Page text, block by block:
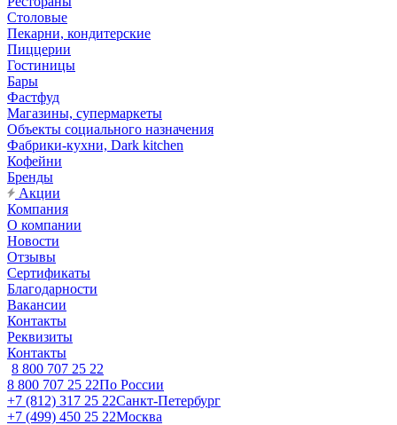
Столовые
Пекарни, кондитерские
Пиццерии
Гостиницы
Бары
Фастфуд
Магазины, супермаркеты
Объекты социального назначения
Фабрики-кухни, Dark kitchen
Кофейни
Бренды
Акции
Компания
О компании
Новости
Отзывы
Сертификаты
Благодарности
Вакансии
Контакты
Реквизиты
Контакты
8 800 707 25 22
8 800 707 25 22По России
+7 (812) 317 25 22Санкт-Петербург
+7 (499) 450 25 22Москва